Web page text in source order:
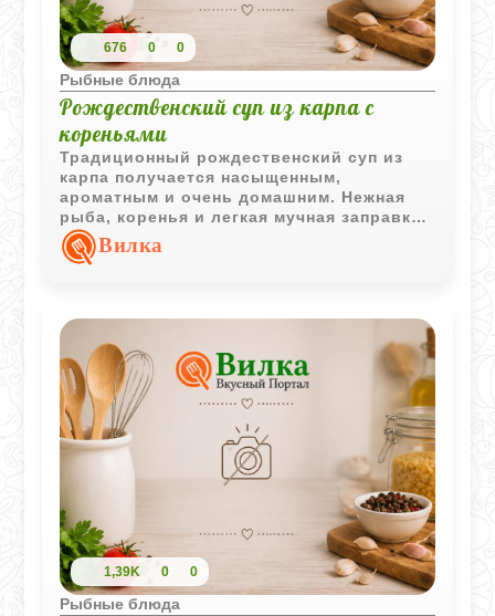
676 0 0
Рыбные блюда
Рождественский суп из карпа с
кореньями
Традиционный рождественский суп из
карпа получается насыщенным,
ароматным и очень домашним. Нежная
рыба, коренья и легкая мучная заправка
делают бульон особенно мягким и
согревающим.
Вилка
1,39K 0 0
Рыбные блюда